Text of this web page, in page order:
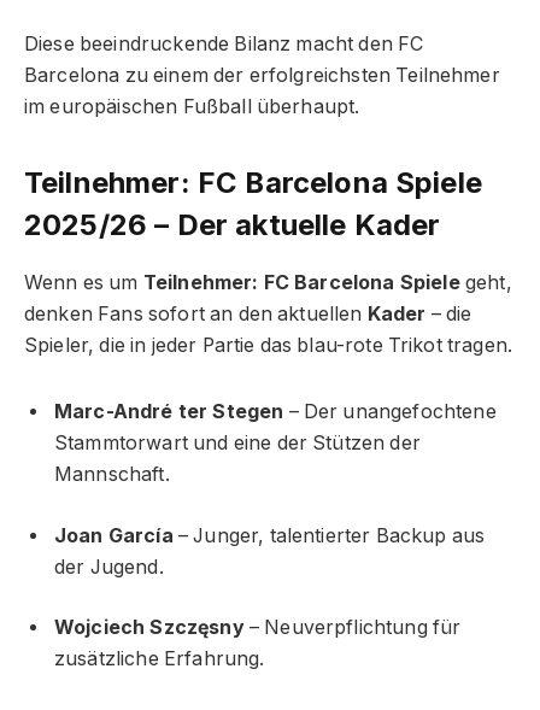
Diese beeindruckende Bilanz macht den FC
Barcelona zu einem der erfolgreichsten Teilnehmer
im europäischen Fußball überhaupt.
Teilnehmer: FC Barcelona Spiele
2025/26 – Der aktuelle Kader
Wenn es um Teilnehmer: FC Barcelona Spielegeht,
denken Fans sofort an den aktuellen Kader – die
Spieler, die in jeder Partie das blau-rote Trikot tragen.
Marc-André ter Stegen – Der unangefochtene
Stammtorwart und eine der Stützen der
Mannschaft.
Joan García – Junger, talentierter Backup aus
der Jugend.
Wojciech Szczęsny– Neuverpflichtung für
zusätzliche Erfahrung.